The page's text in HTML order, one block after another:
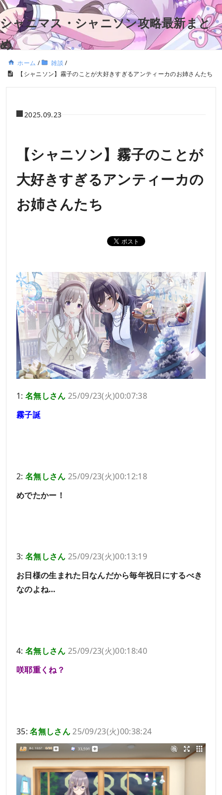
シャニマス・シャニソン攻略最新まと
め
ホーム / 雑談 /
【シャニソン】霧子のことが大好きすぎるアンティーカのお姉さんたち
2025.09.23
【シャニソン】霧子のことが
大好きすぎるアンティーカの
お姉さんたち
1: 名無しさん 25/09/23(火)00:07:38
霧子誕
2: 名無しさん 25/09/23(火)00:12:18
めでたかー！
3: 名無しさん 25/09/23(火)00:13:19
お日様の生まれた日なんだから毎年祝日にするべき
なのよね…
4: 名無しさん 25/09/23(火)00:18:40
咲耶重くね？
35:名無しさん25/09/23(火)00:38:24